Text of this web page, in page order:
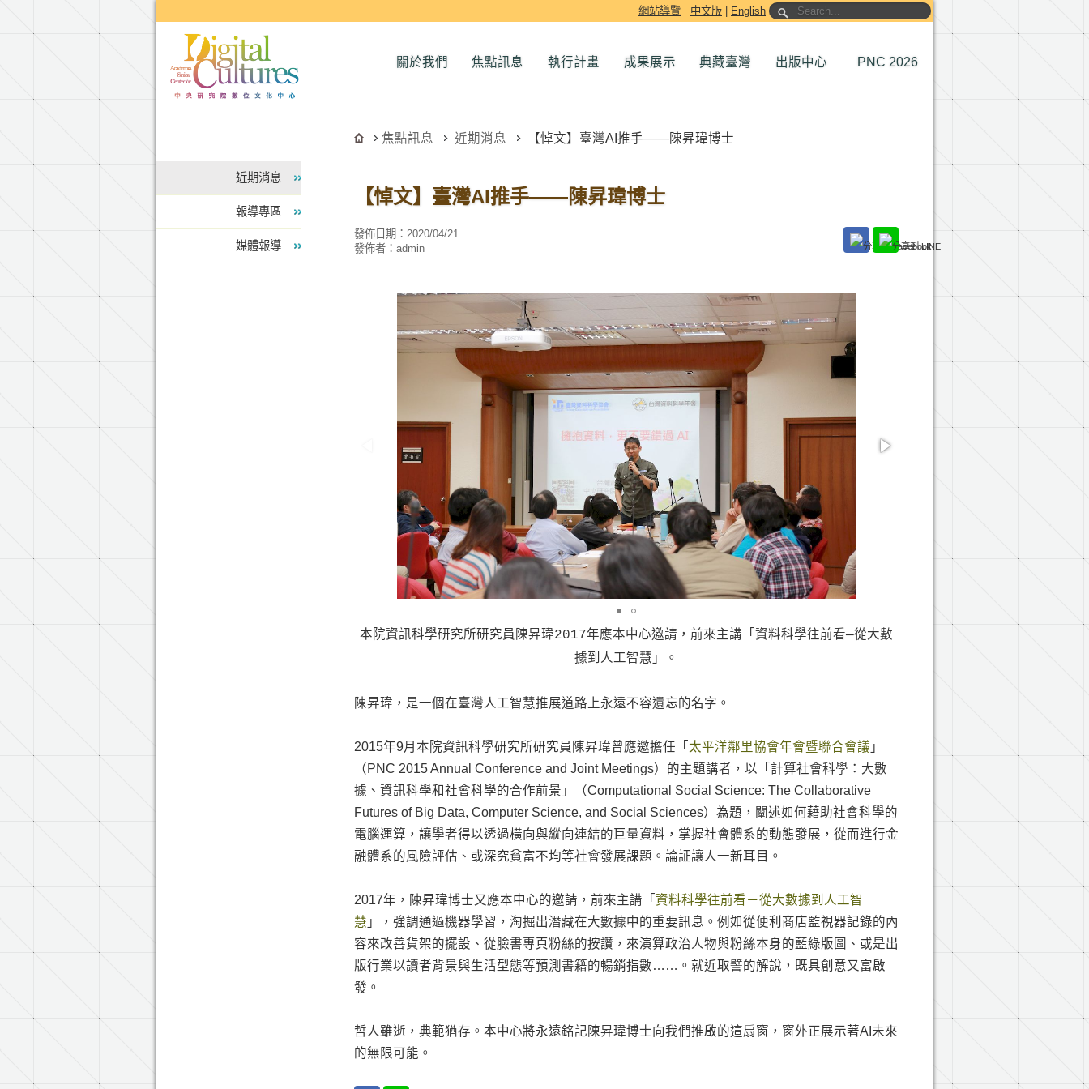
網站導覽 中文版 English
關於我們 焦點訊息 執行計畫 成果展示 典藏臺灣 出版中心 PNC 2026
近期消息
報導專區
媒體報導
焦點訊息 近期消息 【悼文】臺灣AI推手——陳昇瑋博士
【悼文】臺灣AI推手——陳昇瑋博士
發佈日期：2020/04/21
發佈者：admin
本院資訊科學研究所研究員陳昇瑋2017年應本中心邀請，前來主講「資料科學往前看—從大數
據到人工智慧」。
陳昇瑋，是一個在臺灣人工智慧推展道路上永遠不容遺忘的名字。
2015年9月本院資訊科學研究所研究員陳昇瑋曾應邀擔任「 太平洋鄰里協會年會暨聯合會議 」
（PNC 2015 Annual Conference and Joint Meetings）的主題講者，以「計算社會科學：大數
據、資訊科學和社會科學的合作前景」（Computational Social Science: The Collaborative
Futures of Big Data, Computer Science, and Social Sciences）為題，闡述如何藉助社會科學的
電腦運算，讓學者得以透過橫向與縱向連結的巨量資料，掌握社會體系的動態發展，從而進行金
融體系的風險評估、或深究貧富不均等社會發展課題。論証讓人一新耳目。
2017年，陳昇瑋博士又應本中心的邀請，前來主講「資料科學往前看－從大數據到人工智
慧 」，強調通過機器學習，淘掘出潛藏在大數據中的重要訊息。例如從便利商店監視器記錄的內
容來改善貨架的擺設、從臉書專頁粉絲的按讚，來演算政治人物與粉絲本身的藍綠版圖、或是出
版行業以讀者背景與生活型態等預測書籍的暢銷指數……。就近取譬的解說，既具創意又富啟
發。
哲人雖逝，典範猶存。本中心將永遠銘記陳昇瑋博士向我們推啟的這扇窗，窗外正展示著AI未來
的無限可能。